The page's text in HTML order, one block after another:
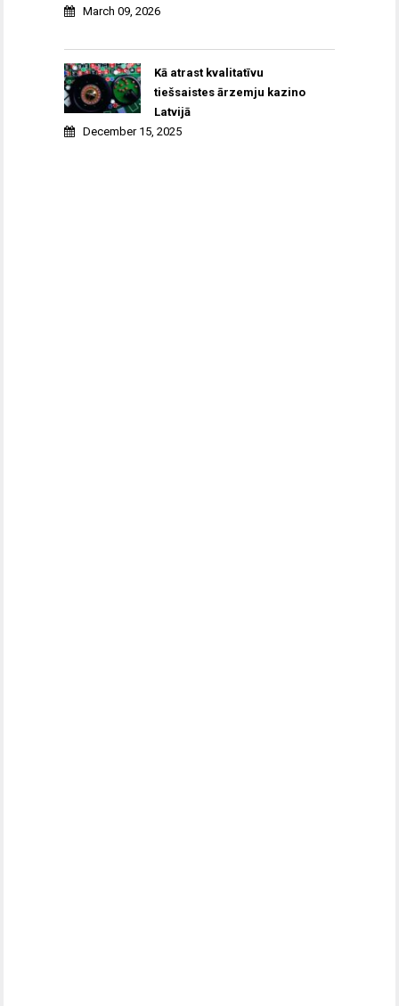
March 09, 2026
Kā atrast kvalitatīvu
tiešsaistes ārzemju kazino
Latvijā
December 15, 2025